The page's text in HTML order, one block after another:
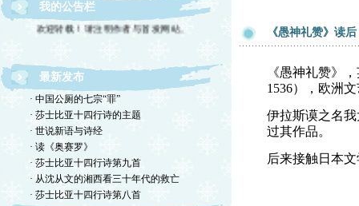
我的公告栏
欢迎转载！请注明作者与首发网站。
最新发布
· 中国公厕的七宗“罪”
· 莎士比亚十四行诗的主题
· 世说新语与诗经
· 读《奥赛罗》
· 莎士比亚十四行诗第九首
· 从沈从文的湘西看三十年代的救亡
· 莎士比亚十四行诗第八首
《愚神礼赞》读后
《愚神礼赞》
1536），欧洲
伊拉斯谟之名
过其作品。
后来接触日本